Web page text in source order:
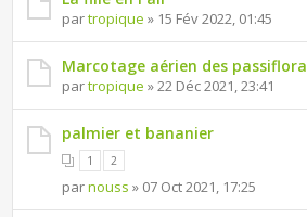
partropique » 15 Fév 2022, 01:45
Marcotage aérien des passiflora
partropique » 22 Déc 2021, 23:41
palmier et bananier
1 2
parnouss » 07 Oct 2021, 17:25